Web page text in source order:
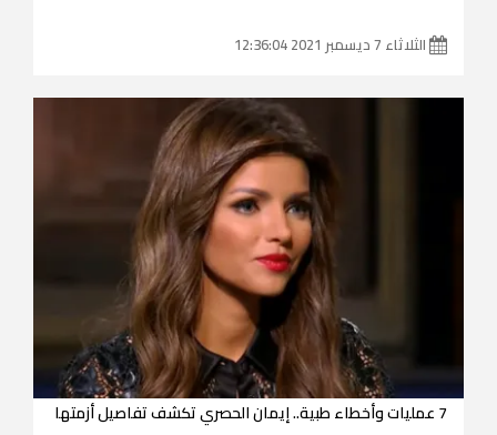
الثلاثاء 7 ديسمبر 2021 12:36:04
7 عمليات وأخطاء طبية.. إيمان الحصري تكشف تفاصيل أزمتها